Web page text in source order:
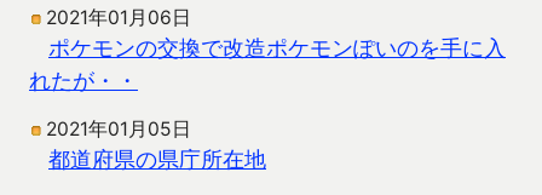
2021年01月06日
ポケモンの交換で改造ポケモンぽいのを手に入
れたが・・
2021年01月05日
都道府県の県庁所在地